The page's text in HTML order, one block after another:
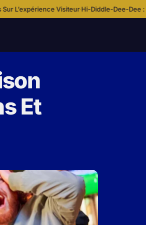
·Hi-Diddle-Dee-Dee : Une chanson au
Et